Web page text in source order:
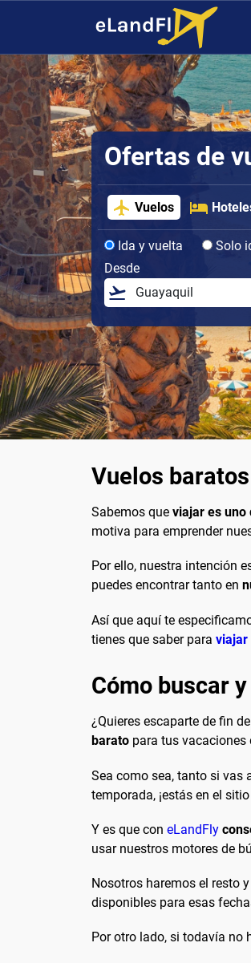
Ofertas de
Vuelos
Ida y vuelta Solo
Desde
Vuelos
Sabemos que viajar es uno
motiva para emprender
Por ello, nuestra intención
puedes encontrar tanto en
Así que aquí te
tienes que saber para viajar
Cómo buscar
¿Quieres escaparte de fin
barato para tus vacaciones
Sea como sea, tanto si vas
temporada, ¡estás en el
Y es que con eLandFly
usar nuestros motores de
Nosotros haremos el resto
disponibles para esas
Por otro lado, si todavía no